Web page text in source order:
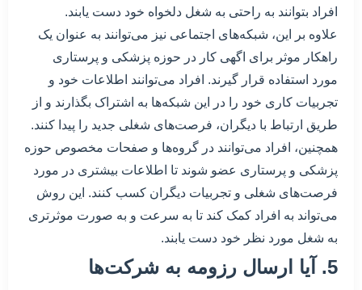
افراد بتوانند به راحتی به شغل دلخواه خود دست یابند.
علاوه بر این، شبکه‌های اجتماعی نیز می‌توانند به عنوان یک
راهکار موثر برای اگهی کار در حوزه پزشکی و پرستاری
مورد استفاده قرار گیرند. افراد می‌توانند اطلاعات خود و
تجربیات کاری خود را در این شبکه‌ها به اشتراک بگذارند و از
طریق ارتباط با دیگران، فرصت‌های شغلی جدید را پیدا کنند.
همچنین، افراد می‌توانند در گروه‌ها و صفحات مخصوص حوزه
پزشکی و پرستاری عضو شوند تا اطلاعات بیشتری در مورد
فرصت‌های شغلی و تجربیات دیگران کسب کنند. این روش
می‌تواند به افراد کمک کند تا به سرعت و به صورت موثر‌تری
به شغل مورد نظر خود دست یابند.
5. آیا ارسال رزومه به شرکت‌ها